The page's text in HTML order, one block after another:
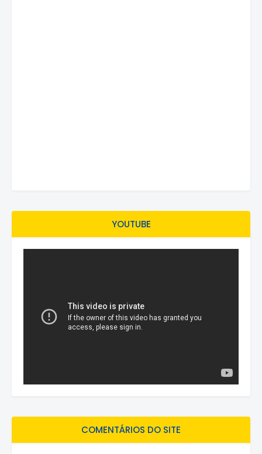
YOUTUBE
COMENTÁRIOS DO SITE